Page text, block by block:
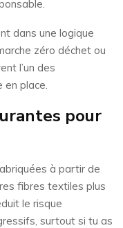
dans une logique
zéro déchet ou
l’un des
place.
pour
à partir de
fibres textiles plus
le risque
surtout si tu as